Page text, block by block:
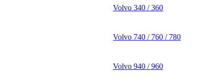
Volvo 340 / 360
Volvo 740 / 760 / 780
Volvo 940 / 960